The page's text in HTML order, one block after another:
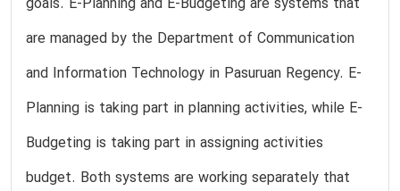
goals. E-Planning and E-Budgeting are systems that
are managed by the Department of Communication
and Information Technology in Pasuruan Regency. E-
Planning is taking part in planning activities, while E-
Budgeting is taking part in assigning activities
budget. Both systems are working separately that